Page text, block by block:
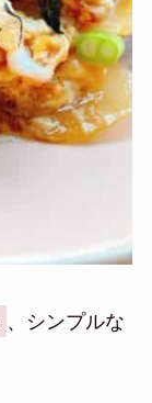
、シンプルな